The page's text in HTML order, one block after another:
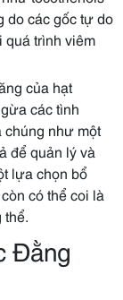
do các gốc tự do
quá trình viêm
của hạt
các tình
chúng như một
để quản lý và
lựa chọn bổ
có thể coi là
thể.
Đằng